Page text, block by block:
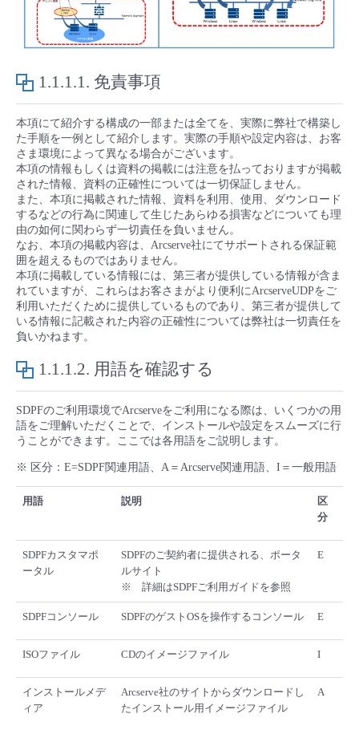
- Flexible InterConnect
- Flexible Remote Access
- vUTM2
1.1.1.1. 免責事項
本項にて紹介する構成の一部または全てを、実際に弊社で構築し
た手順を一例として紹介します。実際の手順や設定内容は、お客
さま環境によって異なる場合がございます。
本項の情報もしくは資料の掲載には注意を払っておりますが掲載
された情報、資料の正確性については一切保証しません。
また、本項に掲載された情報、資料を利用、使用、ダウンロード
するなどの行為に関連して生じたあらゆる損害などについても理
由の如何に関わらず一切責任を負いません。
なお、本項の掲載内容は、Arcserve社にてサポートされる保証範
囲を超えるものではありません。
本項に掲載している情報には、第三者が提供している情報が含ま
れていますが、これらはお客さまがより便利にArcserveUDPをご
利用いただくために提供しているものであり、第三者が提供して
いる情報に記載された内容の正確性については弊社は一切責任を
負いかねます。
1.1.1.2. 用語を確認する
SDPFのご利用環境でArcserveをご利用になる際は、いくつかの用
語をご理解いただくことで、インストールや設定をスムーズに行
うことができます。ここでは各用語をご説明します。
※ 区分：E=SDPF関連用語、A＝Arcserve関連用語、I＝一般用語
用語 説明
区
分
SDPFカスタマポ
ータル
SDPFのご契約者に提供される、ポータ
ルサイト
※ 詳細はSDPFご利用ガイドを参照
E
SDPFコンソール SDPFのゲストOSを操作するコンソール E
ISOファイル CDのイメージファイル I
インストールメデ
ィア
Arcserve社のサイトからダウンロードし
たインストール用イメージファイル
A